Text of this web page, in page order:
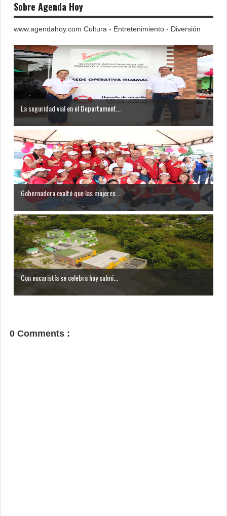
Sobre Agenda Hoy
www.agendahoy.com Cultura - Entretenimiento - Diversión
La seguridad vial en el Departament...
Gobernadora exaltó que las mujeres ...
Con eucaristía se celebra hoy culmi...
0 Comments :